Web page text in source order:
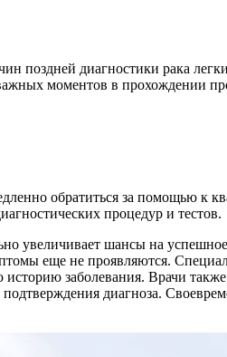
поздней диагностики рака
моментов в прохождении
обратиться за помощью к
процедур и тестов.
увеличивает шансы на
еще не проявляются.
заболевания. Врачи
диагноза.